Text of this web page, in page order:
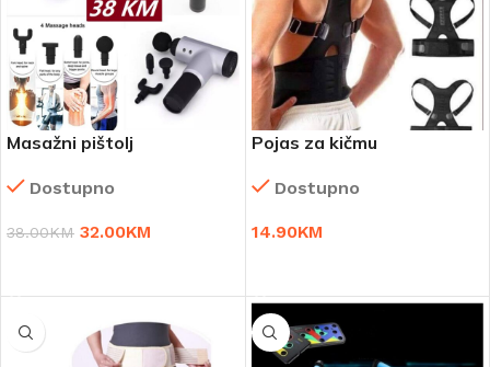
Masažni pištolj
Dostupno
38.00KM 32.00KM
Pojas za kičmu
Dostupno
14.90KM